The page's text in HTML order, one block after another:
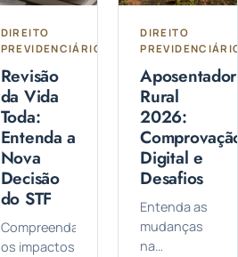
DIREITO
PREVIDENCIÁRIO
Revisão
da Vida
Toda:
Entenda a
Nova
Decisão
do STF
Compreenda
os impactos
DIREITO
Rural
2026:
Digital e
Desafios
Entenda as
mudanças
na